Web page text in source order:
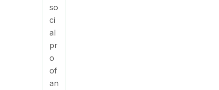
so
ci
al
pr
o
of
an